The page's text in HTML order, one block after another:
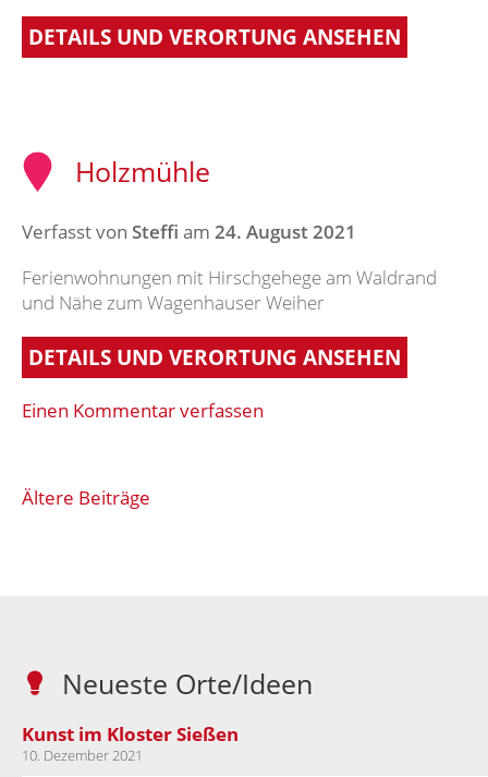
DETAILS UND VERORTUNG ANSEHEN
Holzmühle
Verfasst von Steffi am 24. August 2021
Ferienwohnungen mit Hirschgehege am Waldrand
und Nähe zum Wagenhauser Weiher
DETAILS UND VERORTUNG ANSEHEN
Einen Kommentar verfassen
Beitragsnavigation
Ältere Beiträge
Neueste Orte/Ideen
Kunst im Kloster Sießen
10. Dezember 2021